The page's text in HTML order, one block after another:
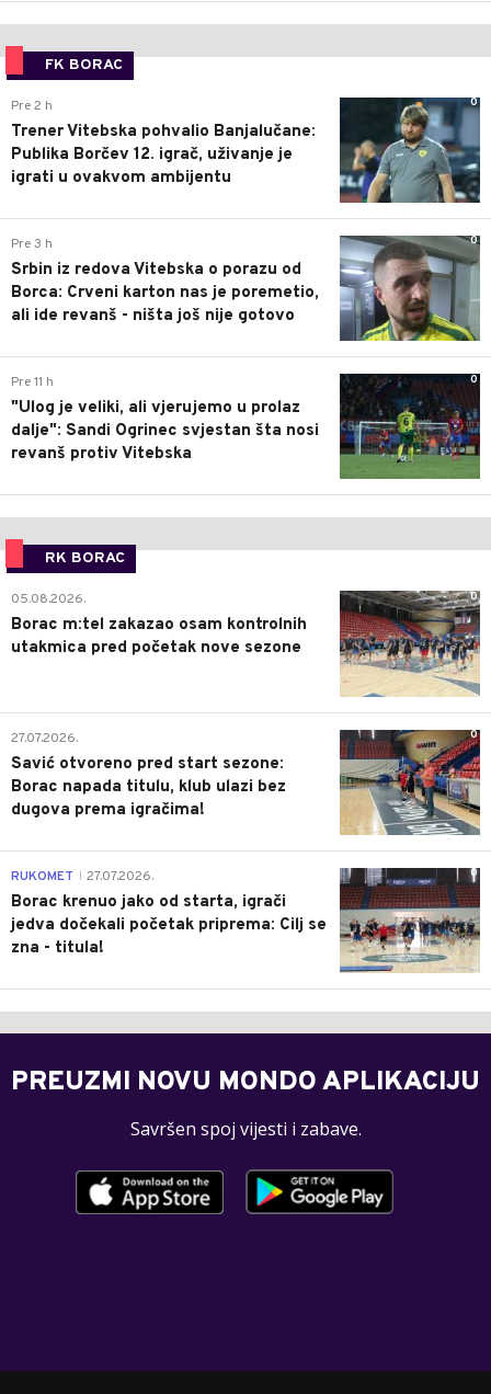
FK BORAC
0
Pre 2 h
Trener Vitebska pohvalio Banjalučane:
Publika Borčev 12. igrač, uživanje je
igrati u ovakvom ambijentu
0
Pre 3 h
Srbin iz redova Vitebska o porazu od
Borca: Crveni karton nas je poremetio,
ali ide revanš - ništa još nije gotovo
0
Pre 11 h
"Ulog je veliki, ali vjerujemo u prolaz
dalje": Sandi Ogrinec svjestan šta nosi
revanš protiv Vitebska
RK BORAC
0
05.08.2026.
Borac m:tel zakazao osam kontrolnih
utakmica pred početak nove sezone
0
27.07.2026.
Savić otvoreno pred start sezone:
Borac napada titulu, klub ulazi bez
dugova prema igračima!
0
RUKOMET 27.07.2026.
Borac krenuo jako od starta, igrači
jedva dočekali početak priprema: Cilj se
zna - titula!
PREUZMI NOVU MONDO APLIKACIJU
Savršen spoj vijesti i zabave.